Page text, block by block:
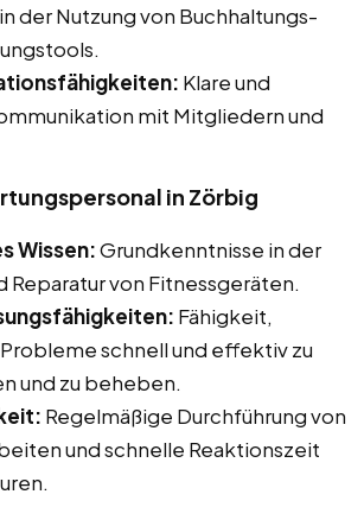
der Nutzung von Buchhaltungs-
Klare und
mit Mitgliedern und
in Zörbig
Wissen:Grundkenntnisse in der
Reparatur von Fitnessgeräten.
Fähigkeit,
schnell und effektiv zu
und zu beheben.
Regelmäßige Durchführung von
und schnelle Reaktionszeit